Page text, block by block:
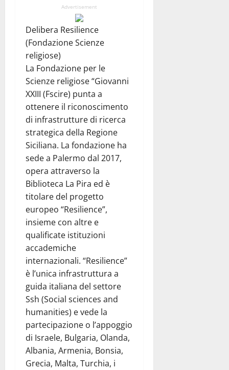
Advertisement
Delibera Resilience
(Fondazione Scienze
religiose)
La Fondazione per le
Scienze religiose “Giovanni
XXIII (Fscire) punta a
ottenere il riconoscimento
di infrastrutture di ricerca
strategica della Regione
Siciliana. La fondazione ha
sede a Palermo dal 2017,
opera attraverso la
Biblioteca La Pira ed è
titolare del progetto
europeo “Resilience”,
insieme con altre e
qualificate istituzioni
accademiche
internazionali. “Resilience”
è l’unica infrastruttura a
guida italiana del settore
Ssh (Social sciences and
humanities) e vede la
partecipazione o l’appoggio
di Israele, Bulgaria, Olanda,
Albania, Armenia, Bonsia,
Grecia, Malta, Turchia, i